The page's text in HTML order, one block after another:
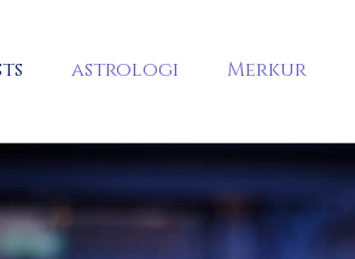
astrologi Merkur